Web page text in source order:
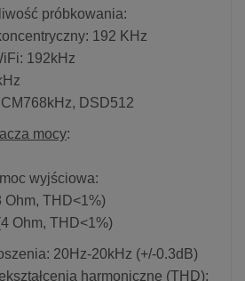
próbkowania:
192 KHz
192kHz
DSD512
mocy:
wyjściowa:
Ohm, THD<1%)
Ohm, THD<1%)
20Hz-20kHz (+/-0.3dB)
harmoniczne (THD):